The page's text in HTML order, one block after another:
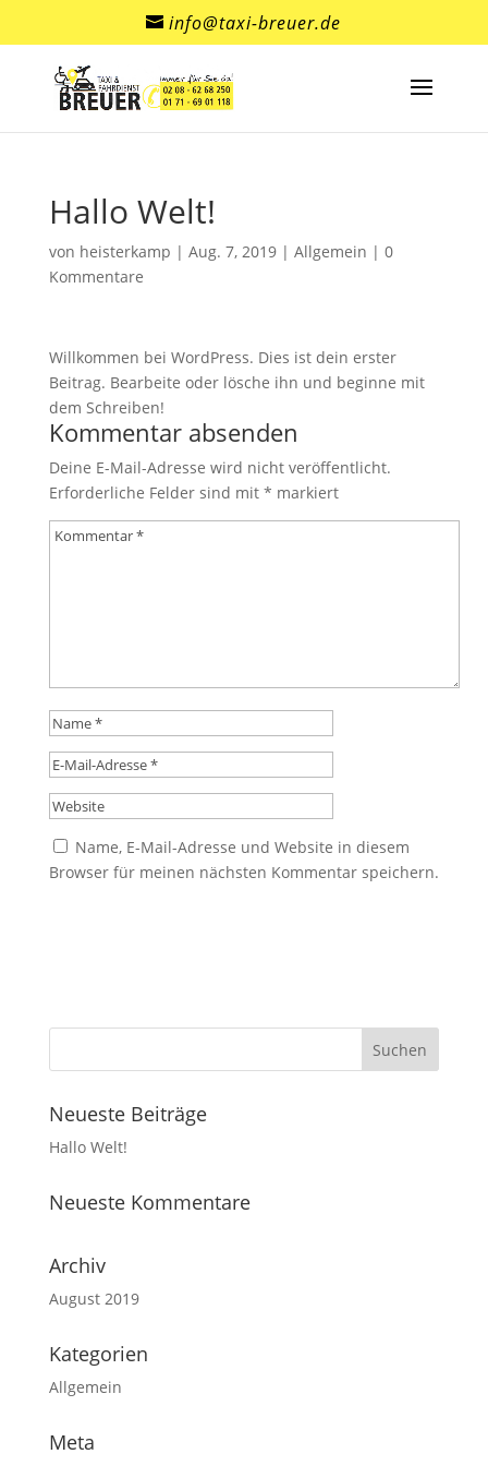
info@taxi-breuer.de
Hallo Welt!
von heisterkamp | Aug. 7, 2019| Allgemein | 0
Kommentare
Willkommen bei WordPress. Dies ist dein erster
Beitrag. Bearbeite oder lösche ihn und beginne mit
dem Schreiben!
Kommentar absenden
Deine E-Mail-Adresse wird nicht veröffentlicht.
Erforderliche Felder sind mit * markiert
Name, E-Mail-Adresse und Website in diesem
Browser für meinen nächsten Kommentar speichern.
Neueste Beiträge
Hallo Welt!
Neueste Kommentare
Archiv
August 2019
Kategorien
Allgemein
Meta